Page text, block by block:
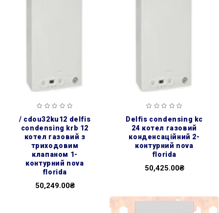
/ cdou32ku12 delfis
condensing krb 12
котел газовий з
триходовим
клапаном 1-
контурний nova
florida
50,249.00₴
delfis condensing kc
24 котел газовий
конденсаційний 2-
контурний nova
florida
50,425.00₴